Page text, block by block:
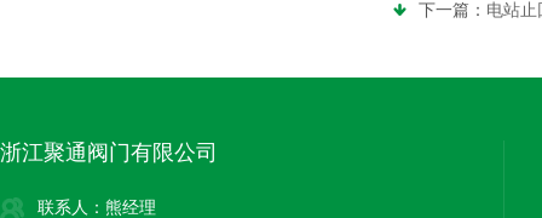
下一篇： 电站止
浙江聚通阀门有限公司
联系人：熊经理